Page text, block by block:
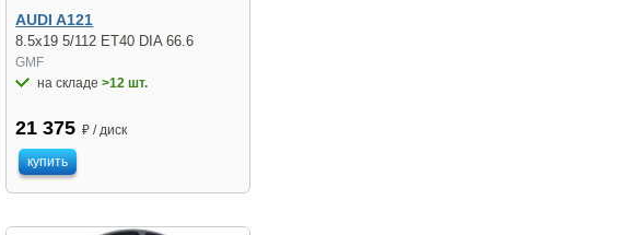
AUDI A121
8.5x19 5/112 ET40 DIA 66.6
GMF
на складе>12 шт.
21 375 ₽ / диск
купить